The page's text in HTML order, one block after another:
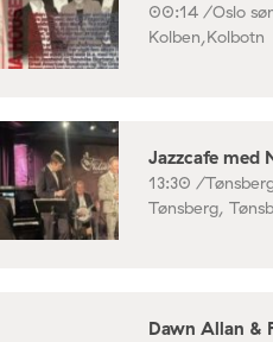
00:14 /Oslo
Kolben,Kolbotn
Jazzcafe med
13:30 /
Tønsberg,
Dawn Allan &